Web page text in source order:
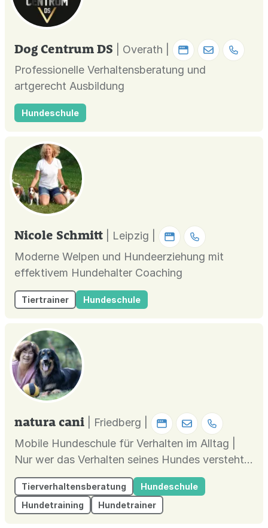
Dog Centrum DS
| Overath |
Professionelle Verhaltensberatung und
artgerecht Ausbildung
Hundeschule
Nicole Schmitt
| Leipzig |
Moderne Welpen und Hundeerziehung mit
effektivem Hundehalter Coaching
Tiertrainer Hundeschule
natura cani
| Friedberg |
Mobile Hundeschule für Verhalten im Alltag |
Nur wer das Verhalten seines Hundes versteht,
kann dieses ändern.
Tierverhaltensberatung
Hundeschule
Hundetraining
Hundetrainer